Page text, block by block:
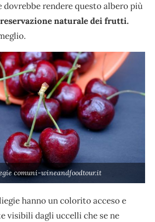
dovrebbe rendere questo albero più
naturale dei frutti.
comuni-wineandfoodtour.it
hanno un colorito acceso e
visibili dagli uccelli che se ne